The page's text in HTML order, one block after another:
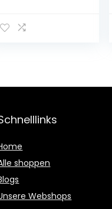
shoppen
Webshops